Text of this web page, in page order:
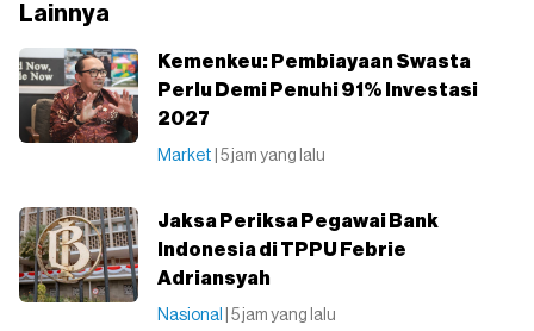
Lainnya
⁠Kemenkeu: Pembiayaan Swasta
Perlu Demi Penuhi 91% Investasi
2027
Market | 5 jam yang lalu
Jaksa Periksa Pegawai Bank
Indonesia di TPPU Febrie
Adriansyah
Nasional | 5 jam yang lalu